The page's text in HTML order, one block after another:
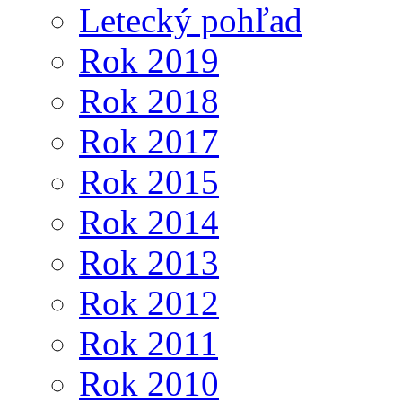
Letecký pohľad
Rok 2019
Rok 2018
Rok 2017
Rok 2015
Rok 2014
Rok 2013
Rok 2012
Rok 2011
Rok 2010